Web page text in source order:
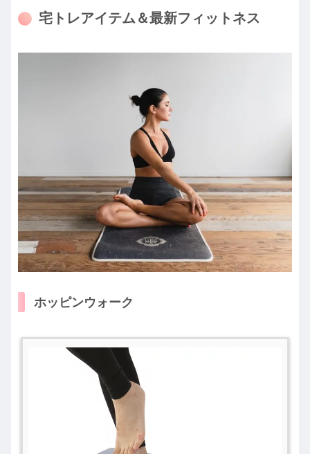
宅トレアイテム＆最新フィットネス
ホッピンウォーク